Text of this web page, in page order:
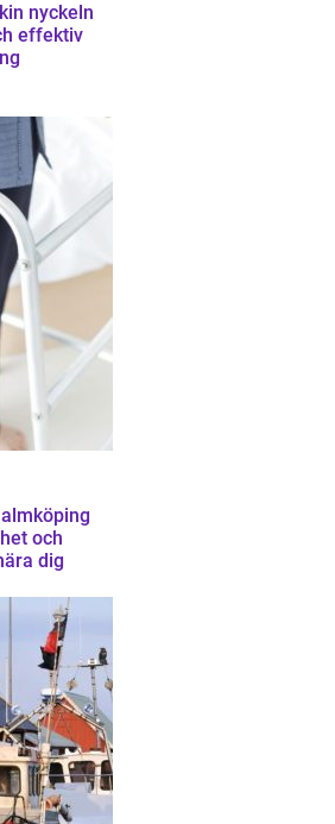
effektiv
och
dig